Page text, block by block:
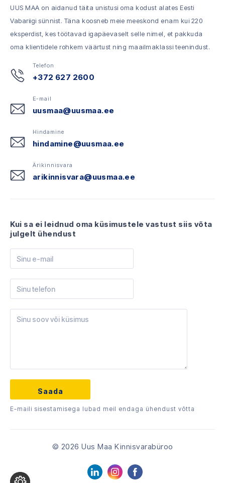
UUS MAA on aidanud täita unistusi oma kodust alates Eesti
Vabariigi sünnist. Täna koosneb meie meeskond enam kui 220
eksperdist, kes töötavad igapäevaselt selle nimel, et pakkuda
oma klientidele rohkem väärtust ning maailmaklassi teenindust.
Telefon
+372 627 2600
E-mail
uusmaa@uusmaa.ee
Hindamine
hindamine@uusmaa.ee
Ärikinnisvara
arikinnisvara@uusmaa.ee
Kui sa ei leidnud oma küsimustele vastust siis võta
julgelt ühendust
E-maili sisestamisega lubad meil endaga ühendust võtta
© 2026 Uus Maa Kinnisvarabüroo